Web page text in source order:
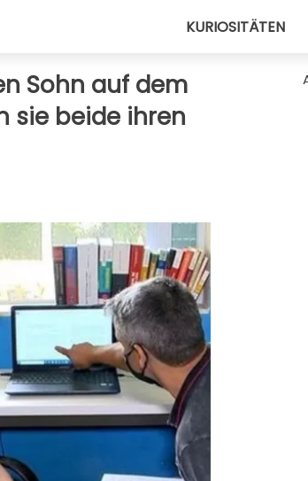
KURIOSITÄTEN
Sohn auf dem
sie beide ihren